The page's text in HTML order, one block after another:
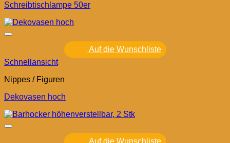
Schreibtischlampe 50er
Auf die Wunschliste
Schnellansicht
Nippes / Figuren
Dekovasen hoch